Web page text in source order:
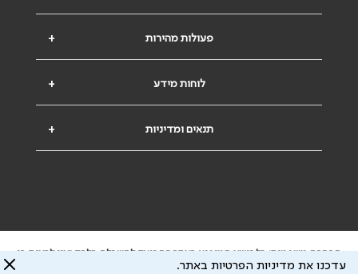
+ פעולות מהירות
+ לוחות מידע
+ תנאים ומדיניות
הבהרה משפטית: כל נושא המופיע באתר זה נועד להשכלה בלבד ואין לראות בו
ייעוץ רפואי או משפטי. אין הר"י אחראית לתוכן המתפרסם באתר זה ולכל נזק
עדכנו את מדיניות הפרטיות באתר.